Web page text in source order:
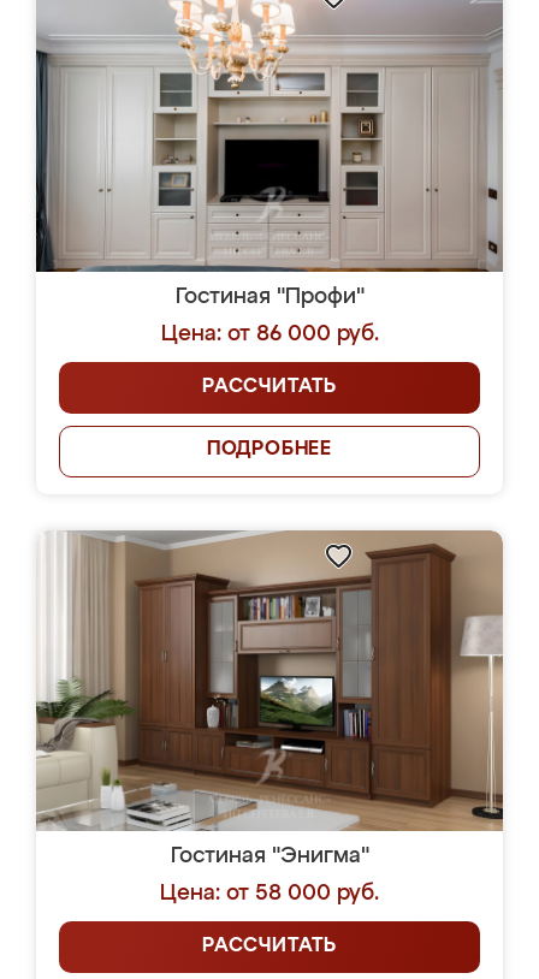
Гостиная "Профи"
Цена: от 86 000 руб.
РАССЧИТАТЬ
ПОДРОБНЕЕ
Гостиная "Энигма"
Цена: от 58 000 руб.
РАССЧИТАТЬ